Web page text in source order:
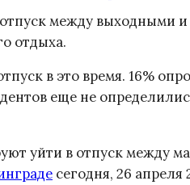
между выходными и
отдыха.
в это время. 16%
еще не
уйти в отпуск между
сегодня, 26 апреля